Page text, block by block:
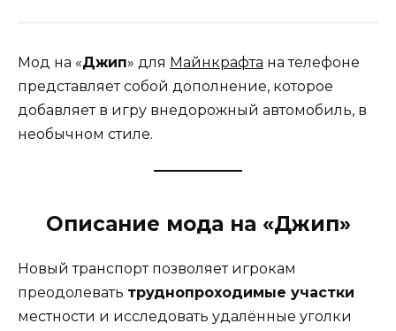
Мод на «Джип» для Майнкрафта на телефоне
представляет собой дополнение, которое
добавляет в игру внедорожный автомобиль, в
необычном стиле.
Описание мода на «Джип»
Новый транспорт позволяет игрокам
преодолевать труднопроходимые участки
местности и исследовать удалённые уголки